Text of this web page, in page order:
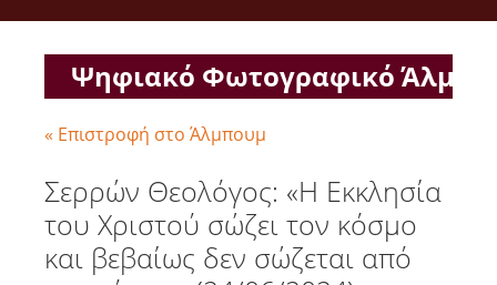
Ψηφιακό Φωτογραφικό
« Επιστροφή στο Άλμπουμ
Σερρών Θεολόγος: «Η Εκκλησία
του Χριστού σώζει τον κόσμο
και βεβαίως δεν σώζεται από